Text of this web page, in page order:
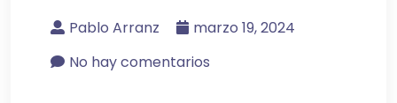
Pablo Arranz
marzo 19, 2024
No hay comentarios